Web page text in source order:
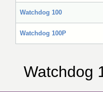
Watchdog 100
Watchdog 100P
Watchdog